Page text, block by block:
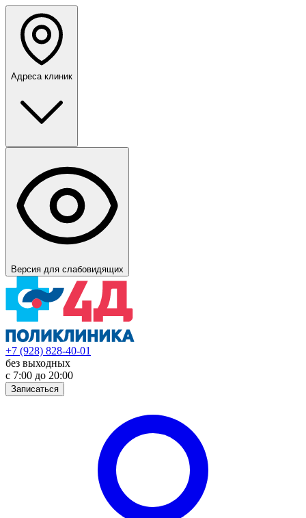
Адреса клиник
Версия для слабовидящих
+7 (928) 828-40-01
без выходных
с 7:00 до 20:00
Записаться